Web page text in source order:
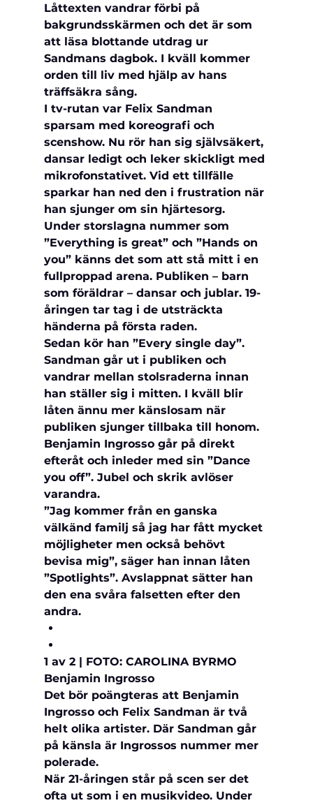
Låttexten vandrar förbi på
bakgrundsskärmen och det är som
att läsa blottande utdrag ur
Sandmans dagbok. I kväll kommer
orden till liv med hjälp av hans
träffsäkra sång.
I tv-rutan var Felix Sandman
sparsam med koreografi och
scenshow. Nu rör han sig självsäkert,
dansar ledigt och leker skickligt med
mikrofonstativet. Vid ett tillfälle
sparkar han ned den i frustration när
han sjunger om sin hjärtesorg.
Under storslagna nummer som
”Everything is great” och ”Hands on
you” känns det som att stå mitt i en
fullproppad arena. Publiken – barn
som föräldrar – dansar och jublar. 19-
åringen tar tag i de utsträckta
händerna på första raden.
Sedan kör han ”Every single day”.
Sandman går ut i publiken och
vandrar mellan stolsraderna innan
han ställer sig i mitten. I kväll blir
låten ännu mer känslosam när
publiken sjunger tillbaka till honom.
Benjamin Ingrosso går på direkt
efteråt och inleder med sin ”Dance
you off”. Jubel och skrik avlöser
varandra.
”Jag kommer från en ganska
välkänd familj så jag har fått mycket
möjligheter men också behövt
bevisa mig”, säger han innan låten
”Spotlights”. Avslappnat sätter han
den ena svåra falsetten efter den
andra.
1 av 2 | FOTO: CAROLINA BYRMO
Benjamin Ingrosso
Det bör poängteras att Benjamin
Ingrosso och Felix Sandman är två
helt olika artister. Där Sandman går
på känsla är Ingrossos nummer mer
polerade.
När 21-åringen står på scen ser det
ofta ut som i en musikvideo. Under